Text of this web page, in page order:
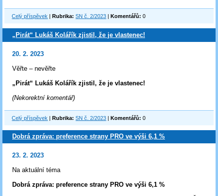
Celý příspěvek |Rubrika: SN č. 2/2023 |Komentářů: 0
„Pirát“ Lukáš Kolářík zjistil, že je vlastenec!
20. 2. 2023
Věřte – nevěřte
„Pirát“ Lukáš Kolářík zjistil, že je vlastenec!
(Nekorektní komentář)
Celý příspěvek |Rubrika: SN č. 2/2023 |Komentářů: 0
Dobrá zpráva: preference strany PRO ve výši 6,1 %
23. 2. 2023
Na aktuální téma
Dobrá zpráva: preference strany PRO ve výši 6,1 %